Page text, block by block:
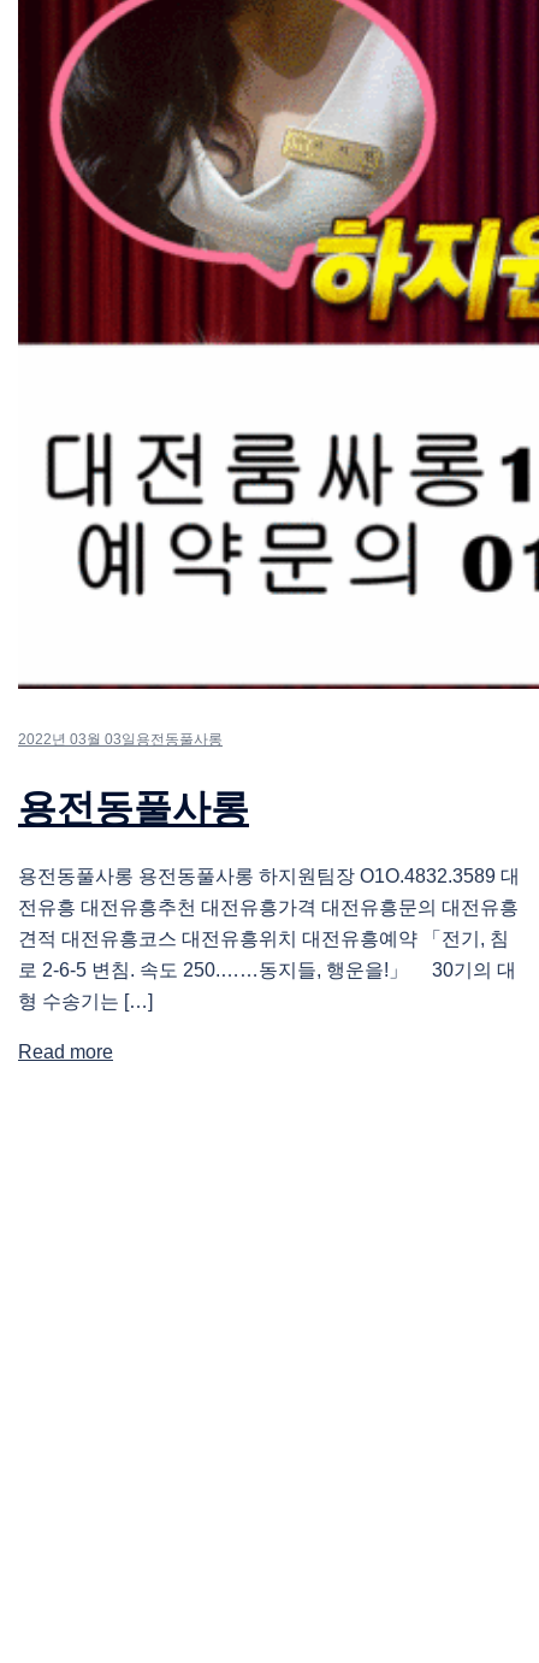
2022년 03월 03일 용전동풀사롱
용전동풀사롱
용전동풀사롱 용전동풀사롱 하지원팀장 O1O.4832.3589 대
전유흥 대전유흥추천 대전유흥가격 대전유흥문의 대전유흥
견적 대전유흥코스 대전유흥위치 대전유흥예약 「전기, 침
로 2-6-5 변침. 속도 250.……동지들, 행운을!」 30기의 대
형 수송기는 […]
Read more